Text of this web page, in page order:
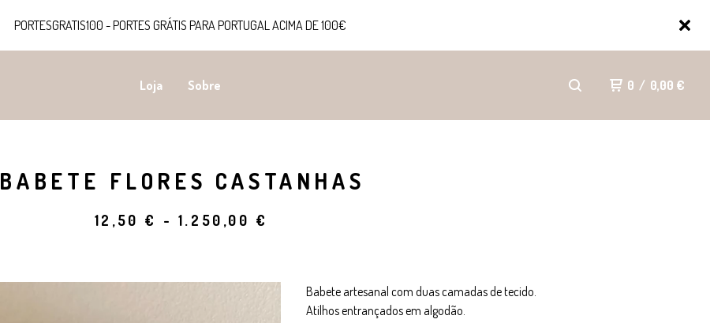
PORTESGRATIS100 - PORTES GRÁTIS PARA PORTUGAL ACIMA DE 100€
Loja Sobre 0 / 0,00 €
BABETE FLORES CASTANHAS
12,50 € - 1.250,00 €
Babete artesanal com duas camadas de tecido.
Atilhos entrançados em algodão.